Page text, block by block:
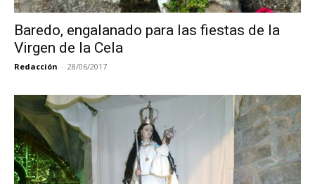
Baredo, engalanado para las fiestas de la
Virgen de la Cela
Redacción - 28/06/2017